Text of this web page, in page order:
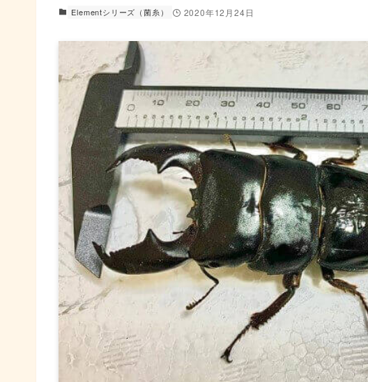
Elementシリーズ（菌糸） 2020年12月24日